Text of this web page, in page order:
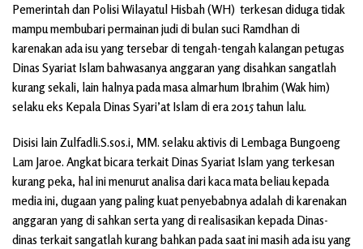
Pemerintah dan Polisi Wilayatul Hisbah (WH) terkesan diduga tidak
mampu membubari permainan judi di bulan suci Ramdhan di
karenakan ada isu yang tersebar di tengah-tengah kalangan petugas
Dinas Syariat Islam bahwasanya anggaran yang disahkan sangatlah
kurang sekali, lain halnya pada masa almarhum Ibrahim (Wak him)
selaku eks Kepala Dinas Syari’at Islam di era 2015 tahun lalu.
Disisi lain Zulfadli.S.sos.i, MM. selaku aktivis di Lembaga Bungoeng
Lam Jaroe. Angkat bicara terkait Dinas Syariat Islam yang terkesan
kurang peka, hal ini menurut analisa dari kaca mata beliau kepada
media ini, dugaan yang paling kuat penyebabnya adalah di karenakan
anggaran yang di sahkan serta yang di realisasikan kepada Dinas-
dinas terkait sangatlah kurang bahkan pada saat ini masih ada isu yang